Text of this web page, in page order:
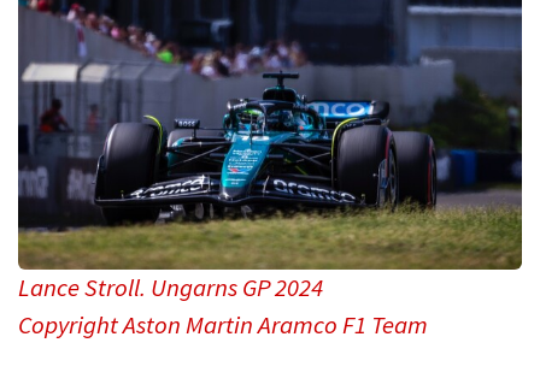
Lance Stroll. Ungarns GP 2024
Copyright Aston Martin Aramco F1 Team